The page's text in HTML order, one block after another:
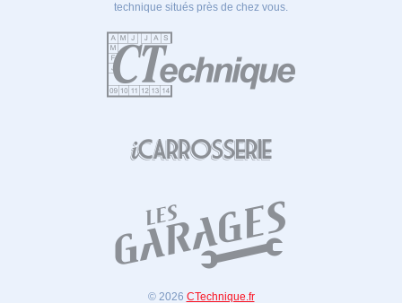
technique situés près de chez vous.
© 2026 CTechnique.fr